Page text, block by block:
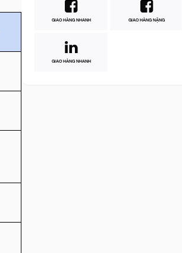
GIAO HÀNG NHANH GIAO HÀNG NẶNG
GIAO HÀNG NHANH